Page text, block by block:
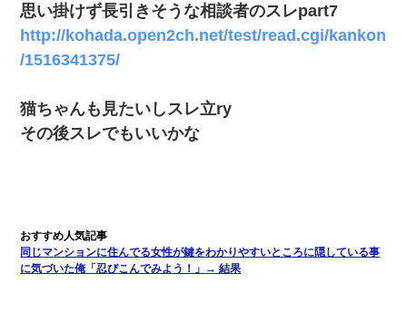
思い掛けず長引きそうな相談者のスレpart7
http://kohada.open2ch.net/test/read.cgi/kankon
/1516341375/
猫ちゃんも見たいしスレ立ry
その後スレでもいいかな
同じマンションに住んでる女性が鍵をわかりやすいところに隠している事
に気づいた俺「忍びこんでみよう！」→ 結果